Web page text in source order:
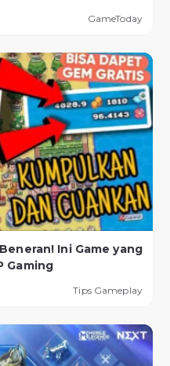
GameToday
Ini Game yang
Gaming
Tips Gameplay